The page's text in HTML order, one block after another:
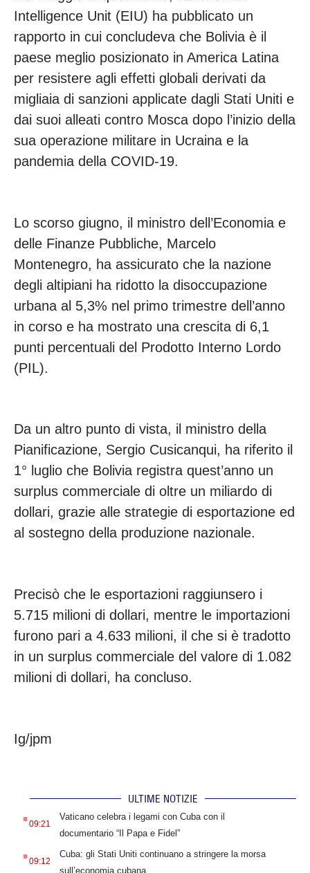
Intelligence Unit (EIU) ha pubblicato un
rapporto in cui concludeva che Bolivia è il
paese meglio posizionato in America Latina
per resistere agli effetti globali derivati da
migliaia di sanzioni applicate dagli Stati Uniti e
dai suoi alleati contro Mosca dopo l’inizio della
sua operazione militare in Ucraina e la
pandemia della COVID-19.
Lo scorso giugno, il ministro dell’Economia e
delle Finanze Pubbliche, Marcelo
Montenegro, ha assicurato che la nazione
degli altipiani ha ridotto la disoccupazione
urbana al 5,3% nel primo trimestre dell’anno
in corso e ha mostrato una crescita di 6,1
punti percentuali del Prodotto Interno Lordo
(PIL).
Da un altro punto di vista, il ministro della
Pianificazione, Sergio Cusicanqui, ha riferito il
1° luglio che Bolivia registra quest’anno un
surplus commerciale di oltre un miliardo di
dollari, grazie alle strategie di esportazione ed
al sostegno della produzione nazionale.
Precisò che le esportazioni raggiunsero i
5.715 milioni di dollari, mentre le importazioni
furono pari a 4.633 milioni, il che si è tradotto
in un surplus commerciale del valore di 1.082
milioni di dollari, ha concluso.
Ig/jpm
ULTIME NOTIZIE
.09:21
Vaticano celebra i legami con Cuba con il
documentario “Il Papa e Fidel”
.09:12
Cuba: gli Stati Uniti continuano a stringere la morsa
sull’economia cubana